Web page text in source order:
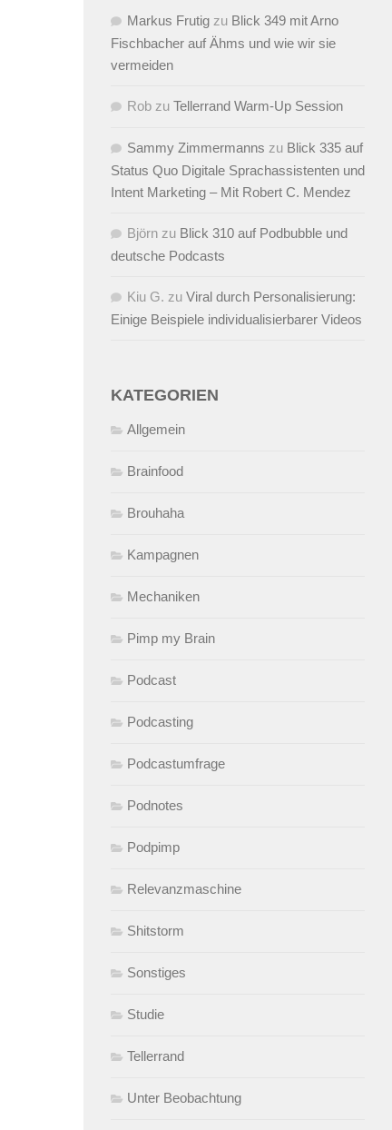
Markus Frutig zu Blick 349 mit Arno
Fischbacher auf Ähms und wie wir sie
vermeiden
Rob zu Tellerrand Warm-Up Session
Sammy Zimmermanns zu Blick 335 auf
Status Quo Digitale Sprachassistenten und
Intent Marketing – Mit Robert C. Mendez
Björn zu Blick 310 auf Podbubble und
deutsche Podcasts
Kiu G. zu Viral durch Personalisierung:
Einige Beispiele individualisierbarer Videos
KATEGORIEN
Allgemein
Brainfood
Brouhaha
Kampagnen
Mechaniken
Pimp my Brain
Podcast
Podcasting
Podcastumfrage
Podnotes
Podpimp
Relevanzmaschine
Shitstorm
Sonstiges
Studie
Tellerrand
Unter Beobachtung